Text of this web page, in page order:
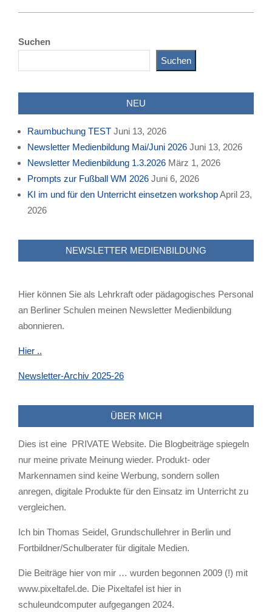
15
Suchen
Suchen
NEU
Raumbuchung TEST Juni 13, 2026
Newsletter Medienbildung Mai/Juni 2026 Juni 13, 2026
Newsletter Medienbildung 1.3.2026 März 1, 2026
Prompts zur Fußball WM 2026 Juni 6, 2026
KI im und für den Unterricht einsetzen workshopApril 23,
2026
NEWSLETTER MEDIENBILDUNG
Hier können Sie als Lehrkraft oder pädagogisches Personal
an Berliner Schulen meinen Newsletter Medienbildung
abonnieren.
Hier ..
Newsletter-Archiv 2025-26
ÜBER MICH
Dies ist eine PRIVATE Website. Die Blogbeiträge spiegeln
nur meine private Meinung wieder. Produkt- oder
Markennamen sind keine Werbung, sondern sollen
anregen, digitale Produkte für den Einsatz im Unterricht zu
vergleichen.
Ich bin Thomas Seidel, Grundschullehrer in Berlin und
Fortbildner/Schulberater für digitale Medien.
Die Beiträge hier von mir … wurden begonnen 2009 (!) mit
www.pixeltafel.de. Die Pixeltafel ist hier in
schuleundcomputer aufgegangen 2024.